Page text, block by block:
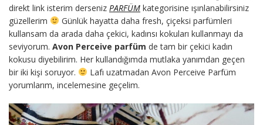
direkt link isterim derseniz PARFÜM kategorisine ışınlanabilirsiniz
güzellerim
Günlük hayatta daha fresh, çiçeksi parfümleri
kullansam da arada daha çekici, kadınsı kokuları kullanmayı da
seviyorum. Avon Perceive parfüm de tam bir çekici kadın
kokusu diyebilirim. Her kullandığımda mutlaka yanımdan geçen
bir iki kişi soruyor.
Lafı uzatmadan Avon Perceive Parfüm
yorumlarım, incelemesine geçelim.